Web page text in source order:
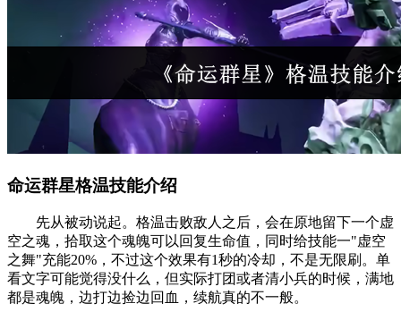
命运群星格温技能介绍
先从被动说起。格温击败敌人之后，会在原地留下一个虚
空之魂，拾取这个魂魄可以回复生命值，同时给技能一"虚空
之舞"充能20%，不过这个效果有1秒的冷却，不是无限刷。单
看文字可能觉得没什么，但实际打团或者清小兵的时候，满地
都是魂魄，边打边捡边回血，续航真的不一般。